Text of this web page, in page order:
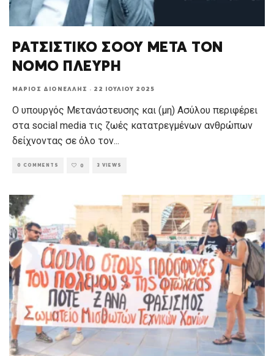
ΡΑΤΣΙΣΤΙΚΟ ΣΟΟΥ ΜΕΤΑ ΤΟΝ
ΝΟΜΟ ΠΛΕΥΡΗ
ΜΆΡΙΟΣ ΔΙΟΝΈΛΛΗΣ · 22 ΙΟΥΛΊΟΥ 2025
Ο υπουργός Μετανάστευσης και (μη) Ασύλου περιφέρει
στα social media τις ζωές κατατρεγμένων ανθρώπων
δείχνοντας σε όλο τον...
0 COMMENTS 0 3 VIEWS